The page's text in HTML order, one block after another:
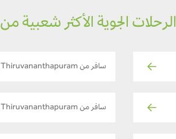
الرحلات الجوية الأكثر شعبية من Thiruvananthapuram
سافر من Thiruvananthapuram إلى فيينا
سافر من Thiruvananthapuram إلى صلالة